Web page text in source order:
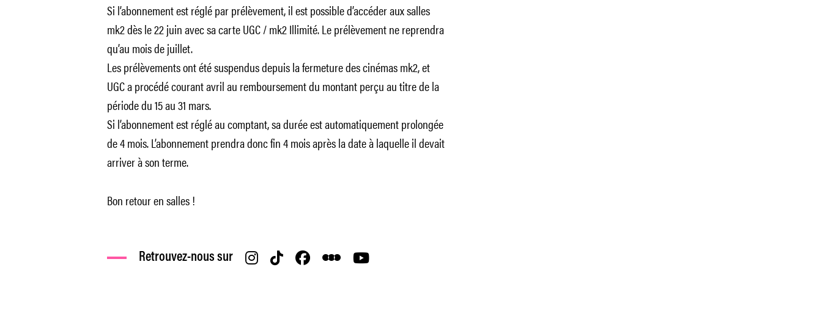
Si l’abonnement est réglé par prélèvement, il est possible d’accéder aux salles
mk2 dès le 22 juin avec sa carte UGC / mk2 Illimité. Le prélèvement ne reprendra
qu’au mois de juillet.
Les prélèvements ont été suspendus depuis la fermeture des cinémas mk2, et
UGC a procédé courant avril au remboursement du montant perçu au titre de la
période du 15 au 31 mars.
Si l’abonnement est réglé au comptant, sa durée est automatiquement prolongée
de 4 mois. L’abonnement prendra donc fin 4 mois après la date à laquelle il devait
arriver à son terme.
Bon retour en salles !
Retrouvez-nous sur